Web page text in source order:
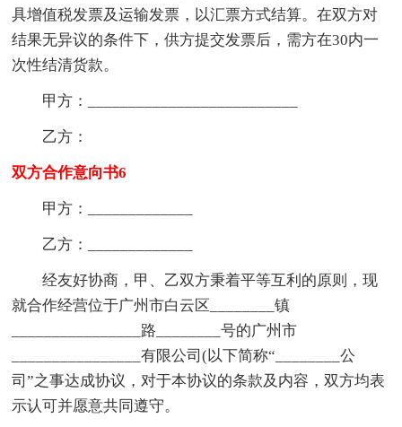
具增值税发票及运输发票，以汇票方式结算。在双方对
结果无异议的条件下，供方提交发票后，需方在30内一
次性结清货款。
甲方：__________________________
乙方：
双方合作意向书6
甲方：_____________
乙方：_____________
经友好协商，甲、乙双方秉着平等互利的原则，现
就合作经营位于广州市白云区________镇
________________路________号的广州市
________________有限公司(以下简称“________公
司”之事达成协议，对于本协议的条款及内容，双方均表
示认可并愿意共同遵守。